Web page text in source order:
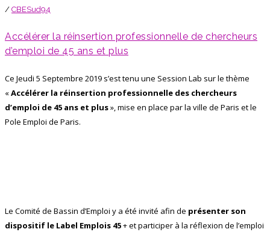
/ CBESud94
Accélérer la réinsertion professionnelle de chercheurs
d’emploi de 45 ans et plus
Ce Jeudi 5 Septembre 2019 s’est tenu une Session Lab sur le thème
«Accélérer la réinsertion professionnelle des chercheurs
d’emploi de 45 ans et plus», mise en place par la ville de Paris et le
Pole Emploi de Paris.
Le Comité de Bassin d’Emploi y a été invité afin de présenter son
dispositif le Label Emplois 45+ et participer à la réflexion de l’emploi